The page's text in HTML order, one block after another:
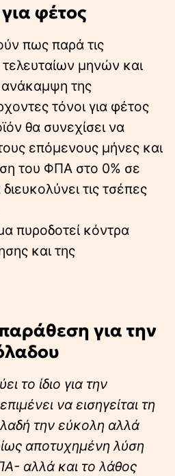
φέτος
πως παρά τις
μηνών και
της
τόνοι για φέτος
θα συνεχίσει να
επόμενους μήνες και
του ΦΠΑ στο 0% σε
τις τσέπες
πυροδοτεί κόντρα
και της
για την
το ίδιο για την
να εισηγείται τη
την εύκολη αλλά
αποτυχημένη λύση
αλλά και το λάθος